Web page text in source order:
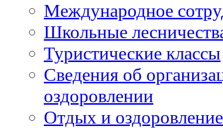
Международное
Школьные
Туристические классы
Сведения об
оздоровлении
Отдых и